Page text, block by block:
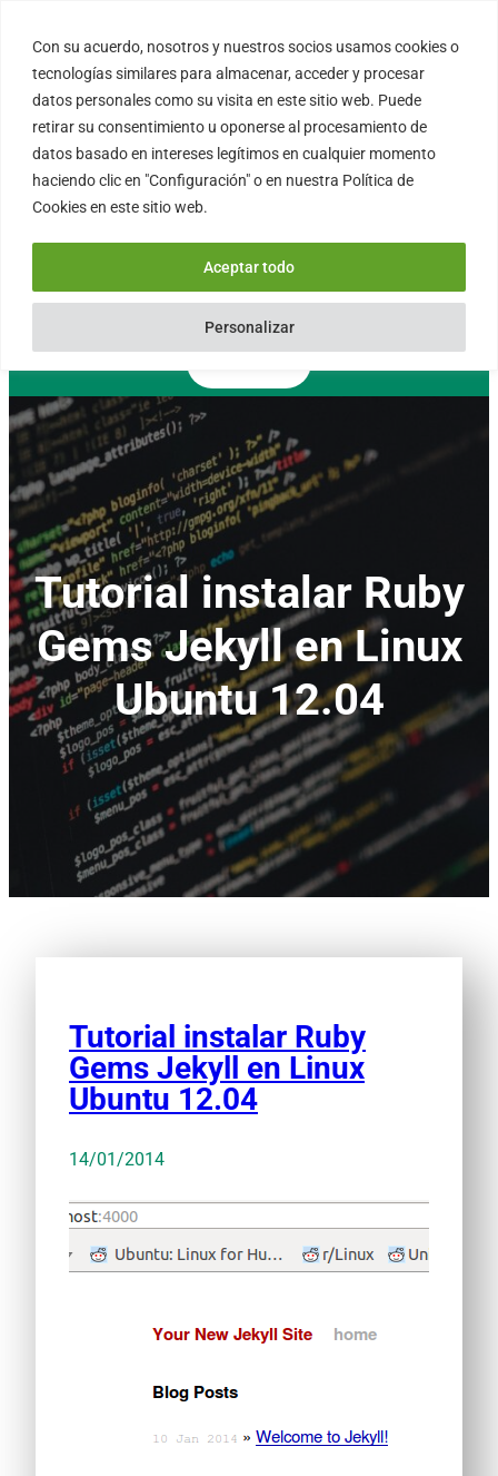
Con su acuerdo, nosotros y nuestros socios usamos cookies o
tecnologías similares para almacenar, acceder y procesar
datos personales como su visita en este sitio web. Puede
retirar su consentimiento u oponerse al procesamiento de
datos basado en intereses legítimos en cualquier momento
haciendo clic en "Configuración" o en nuestra Política de
Cookies en este sitio web.
Personalizar
Aceptar todo
contenido
FORTINUX.COM
08004 – Barcelona
Cataluña – España
info@fortinux.com
0034 – 644 79 25 79
Lun – Vie 9:00 AM a 6:00PM
Tutorial instalar Ruby
Gems Jekyll en Linux
Ubuntu 12.04
Tutorial instalar Ruby
Gems Jekyll en Linux
Ubuntu 12.04
14/01/2014